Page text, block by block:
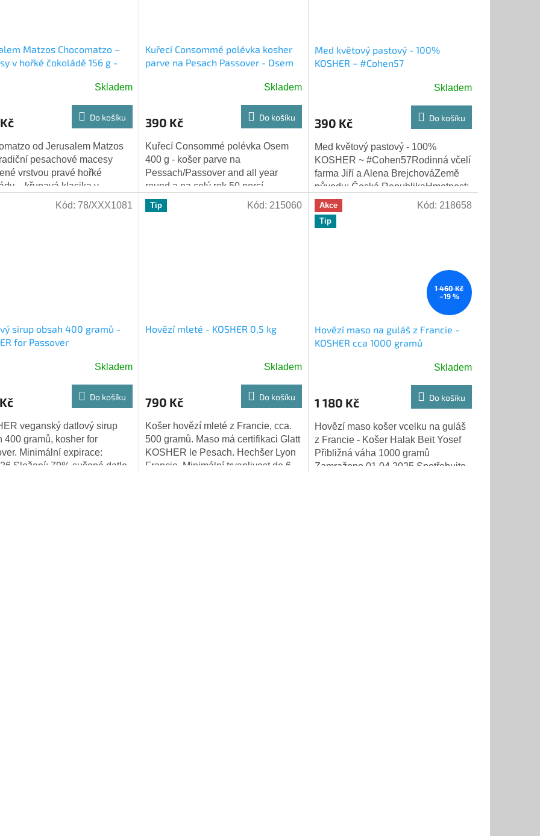
Matzos Chocomatzo –
v hořké čokoládě 156 g -
Skladem
Do košíku
od Jerusalem Matzos
pesachové macesy
vrstvou pravé hořké
– křupavá klasika v
kabátku, která si
srdce milovníků...
Kuřecí Consommé polévka kosher
parve na Pesach Passover - Osem
Skladem
390 Kč Do košíku
Kuřecí Consommé polévka Osem
400 g - košer parve na
Pessach/Passover and all year
round a na celý rok 50 porcí
polévkové směsi 400g Složení: Sůl,
brambor, škrob, glutamát...
Med květový pastový - 100%
KOSHER ~ #Cohen57
Skladem
390 Kč Do košíku
Med květový pastový - 100%
KOSHER ~ #Cohen57Rodinná včelí
farma Jiří a Alena BrejchováZemě
původu: Česká RepublikaHmotnost:
950 gMin. trvanlivost: 31.12.2026
sirup obsah 400 gramů -
for Passover
Skladem
Do košíku
veganský datlový sirup
400 gramů, kosher for
Minimální expirace:
Složení: 79% sušené datle,
Kód: 78/XXX1081 Tip
Hovězí mleté - KOSHER 0,5 kg
Skladem
790 Kč Do košíku
Košer hovězí mleté z Francie, cca.
500 gramů. Maso má certifikaci Glatt
KOSHER le Pesach. Hechšer Lyon
Francie. Minimální trvanlivost do 6.
Kód: 215060
Akce
Tip
1 460 Kč
–19 %
Hovězí maso na guláš z Francie -
KOSHER cca 1000 gramů
Skladem
1 180 Kč Do košíku
Hovězí maso košer vcelku na guláš
z Francie - Košer Halak Beit Yosef
Přibližná váha 1000 gramů
Zamraženo 01.04.2025 Spotřebujte
Kód: 218658